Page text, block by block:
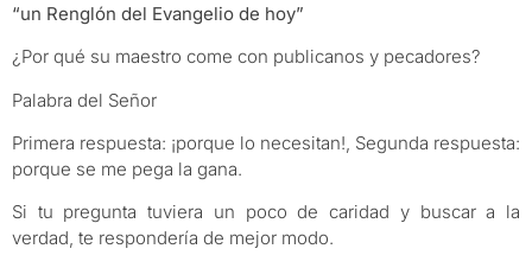
“un Renglón del Evangelio de hoy”
¿Por qué su maestro come con publicanos y pecadores?
Palabra del Señor
Primera respuesta: ¡porque lo necesitan!, Segunda respuesta:
porque se me pega la gana.
Si tu pregunta tuviera un poco de caridad y buscar a la
verdad, te respondería de mejor modo.